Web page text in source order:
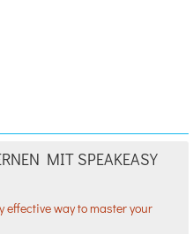
MIT SPEAKEASY
way to master your